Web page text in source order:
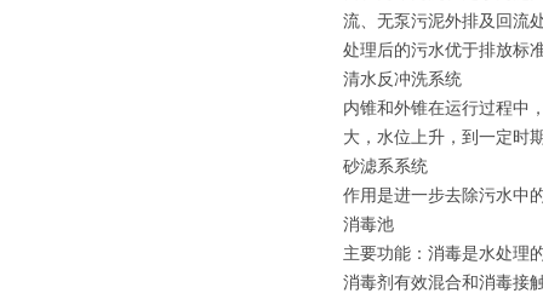
流、无泵污泥外排及回流
处理后的污水优于排放标
清水反冲洗系统
内锥和外锥在运行过程中
大，水位上升，到一定时
砂滤系系统
作用是进一步去除污水中
消毒池
主要功能：消毒是水处理
消毒剂有效混合和消毒接